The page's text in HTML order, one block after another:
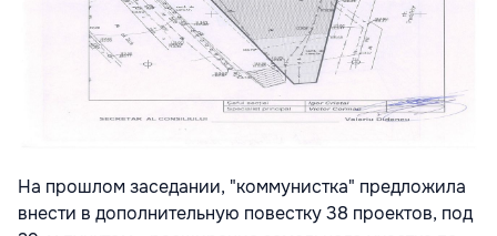
На прошлом заседании, "коммунистка" предложила
внести в дополнительную повестку 38 проектов, под